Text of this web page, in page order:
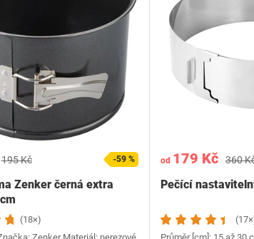
195 Kč -59 %
Zenker černá extra
(18×)
od 179 Kč 360
Pečící